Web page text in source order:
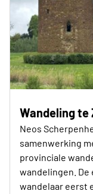
Wandeling te
Neos
samenwerking
provinciale
wandelingen. De
wandelaar eerst